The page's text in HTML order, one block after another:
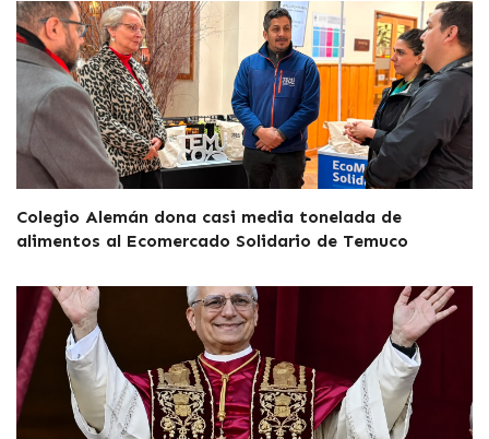
Colegio Alemán dona casi media tonelada de
alimentos al Ecomercado Solidario de Temuco